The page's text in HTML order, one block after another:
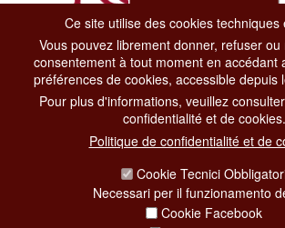
Dipartimento Grandi Eventi, Sport,
Via di San Basilio, 51
00187 Roma
CONTACT CENTER TEL. 06
CONTATTA LA REDAZIONE
Ce site utilise des cookies techniques
Vous pouvez librement donner, refuser
consentement à tout moment en accédant
préférences de cookies, accessible depuis
Pour plus d'informations, veuillez
confidentialité et de cookies.
Politique de confidentialité et de
Cookie Tecnici
Necessari per il funzionamento
Cookie Facebook